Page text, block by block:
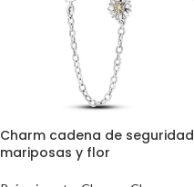
Charm cadena de seguridad
mariposas y flor